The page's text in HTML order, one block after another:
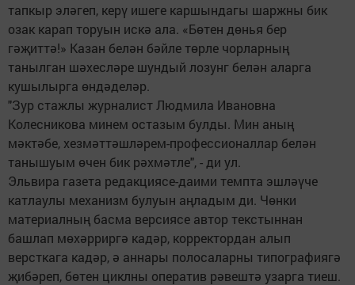
тапкыр эләгеп, керү ишеге каршындагы шаржны бик
озак карап торуын искә ала. «Бөтен дөнья бер
гәҗиттә!» Казан белән бәйле төрле чорларның
танылган шәхесләре шундый лозунг белән аларга
кушылырга өндәделәр.
"Зур стажлы журналист Людмила Ивановна
Колесникова минем остазым булды. Мин аның
мәктәбе, хезмәттәшләрем-профессионаллар белән
танышуым өчен бик рәхмәтле", - ди ул.
Эльвира газета редакциясе-даими темпта эшләүче
катлаулы механизм булуын аңладым ди. Чөнки
материалның басма версиясе автор текстыннан
башлап мөхәрриргә кадәр, корректордан алып
версткага кадәр, ә аннары полосаларны типографиягә
җибәреп, бөтен циклны оператив рәвештә узарга тиеш.